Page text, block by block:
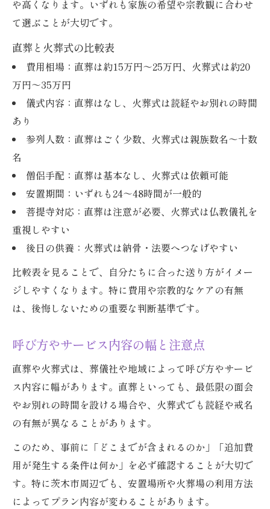
体験談から学ぶトラブル回避術
茨木市周辺における直葬の流れと注意点
茨木市での直葬・火葬式の流れを時系列で
紹介
地域特有の安置や火葬場事情
茨木市周辺で直葬を依頼する際の注意点
や高くなります。いずれも家族の希望や宗教観に合わせ
て選ぶことが大切です。
直葬と火葬式の比較表
費用相場：直葬は約15万円～25万円、火葬式は約20
万円～35万円
儀式内容：直葬はなし、火葬式は読経やお別れの時間
あり
参列人数：直葬はごく少数、火葬式は親族数名～十数
名
僧侶手配：直葬は基本なし、火葬式は依頼可能
安置期間：いずれも24～48時間が一般的
菩提寺対応：直葬は注意が必要、火葬式は仏教儀礼を
重視しやすい
後日の供養：火葬式は納骨・法要へつなげやすい
比較表を見ることで、自分たちに合った送り方がイメー
ジしやすくなります。特に費用や宗教的なケアの有無
は、後悔しないための重要な判断基準です。
呼び方やサービス内容の幅と注意点
直葬や火葬式は、葬儀社や地域によって呼び方やサービ
ス内容に幅があります。直葬といっても、最低限の面会
やお別れの時間を設ける場合や、火葬式でも読経や戒名
の有無が異なることがあります。
このため、事前に「どこまでが含まれるのか」「追加費
用が発生する条件は何か」を必ず確認することが大切で
す。特に茨木市周辺でも、安置場所や火葬場の利用方法
によってプラン内容が変わることがあります。